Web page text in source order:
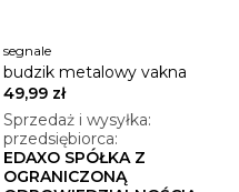
segnale
budzik metalowy vakna
49,99 zł
Sprzedaż i wysyłka:
przedsiębiorca:
EDAXO SPÓŁKA Z
OGRANICZONĄ